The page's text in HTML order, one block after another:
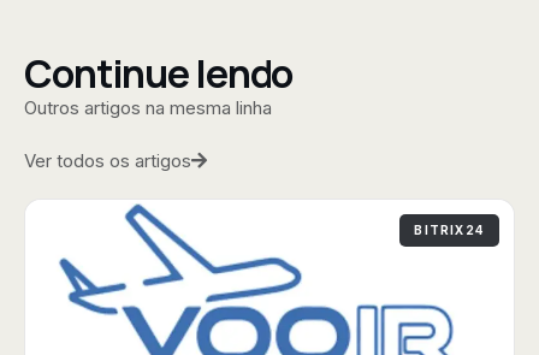
Continue lendo
Outros artigos na mesma linha
Ver todos os artigos
BITRIX24